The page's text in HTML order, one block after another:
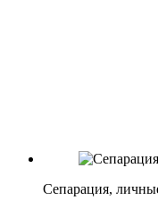
Сепарация,